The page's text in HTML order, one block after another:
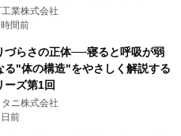
ル1本つなぐだけ、テレビの音が
と豊かに
業株式会社
間前
づらさの正体──寝ると呼吸が弱
る"体の構造"をやさしく解説する
ーズ第1回
タニ株式会社
前